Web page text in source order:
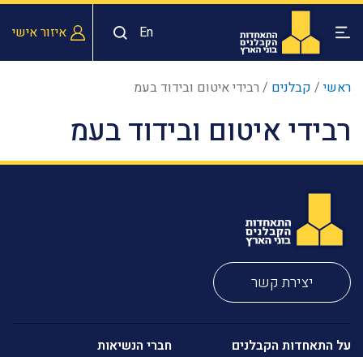
En איזור אישי
ראשי / קבלנים / רבידי איטום ובידוד בעמ
רבידי איטום ובידוד בעמ
יצירת קשר
על התאחדות הקבלנים
חברי הנשיאות